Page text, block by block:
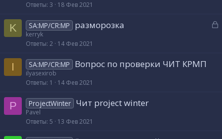
т
Ответы 3 18 Фев 2021
K
З
SA:MP/CR:MP разморозка
kerryk
Ответы 2 14 Фев 2021
I SA:MP/CR:MP Вопрос по проверки ЧИТ КРМП
ilyasexirob
Ответы 1 14 Фев 2021
P ProjectWinter Чит project winter
Pavel
Ответы 5 13 Фев 2021